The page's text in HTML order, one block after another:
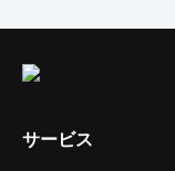
サービス